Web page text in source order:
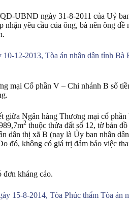
UBND ngày 31-8-2011 của Uỷ
yêu cầu của ông, bà nên ông đề
12-2013, Tòa án nhân dân tỉnh Bà
mại Cổ phần V – Chi nhánh B số
giữa Ngân hàng Thương mại cổ
2 thuộc thửa đất số 12, tờ bản
dân thị xã B (nay là Ủy ban nhân
đó, không có giá trị đảm bảo việc
kháng cáo.
15-8-2014, Tòa Phúc thẩm Tòa án